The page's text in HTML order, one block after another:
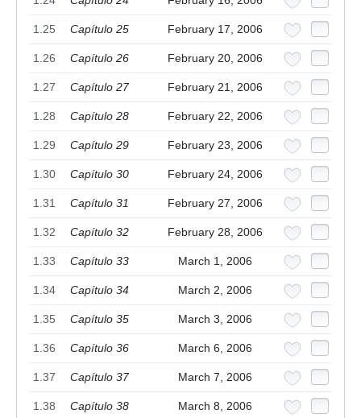
1.25 Capítulo 25 February 17, 2006
1.26 Capítulo 26 February 20, 2006
1.27 Capítulo 27 February 21, 2006
1.28 Capítulo 28 February 22, 2006
1.29 Capítulo 29 February 23, 2006
1.30 Capítulo 30 February 24, 2006
1.31 Capítulo 31 February 27, 2006
1.32 Capítulo 32 February 28, 2006
1.33 Capítulo 33 March 1, 2006
1.34 Capítulo 34 March 2, 2006
1.35 Capítulo 35 March 3, 2006
1.36 Capítulo 36 March 6, 2006
1.37 Capítulo 37 March 7, 2006
1.38 Capítulo 38 March 8, 2006